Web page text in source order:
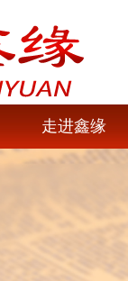
走进鑫缘